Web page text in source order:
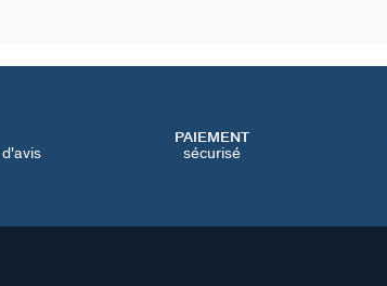
PAIEMENT
sécurisé